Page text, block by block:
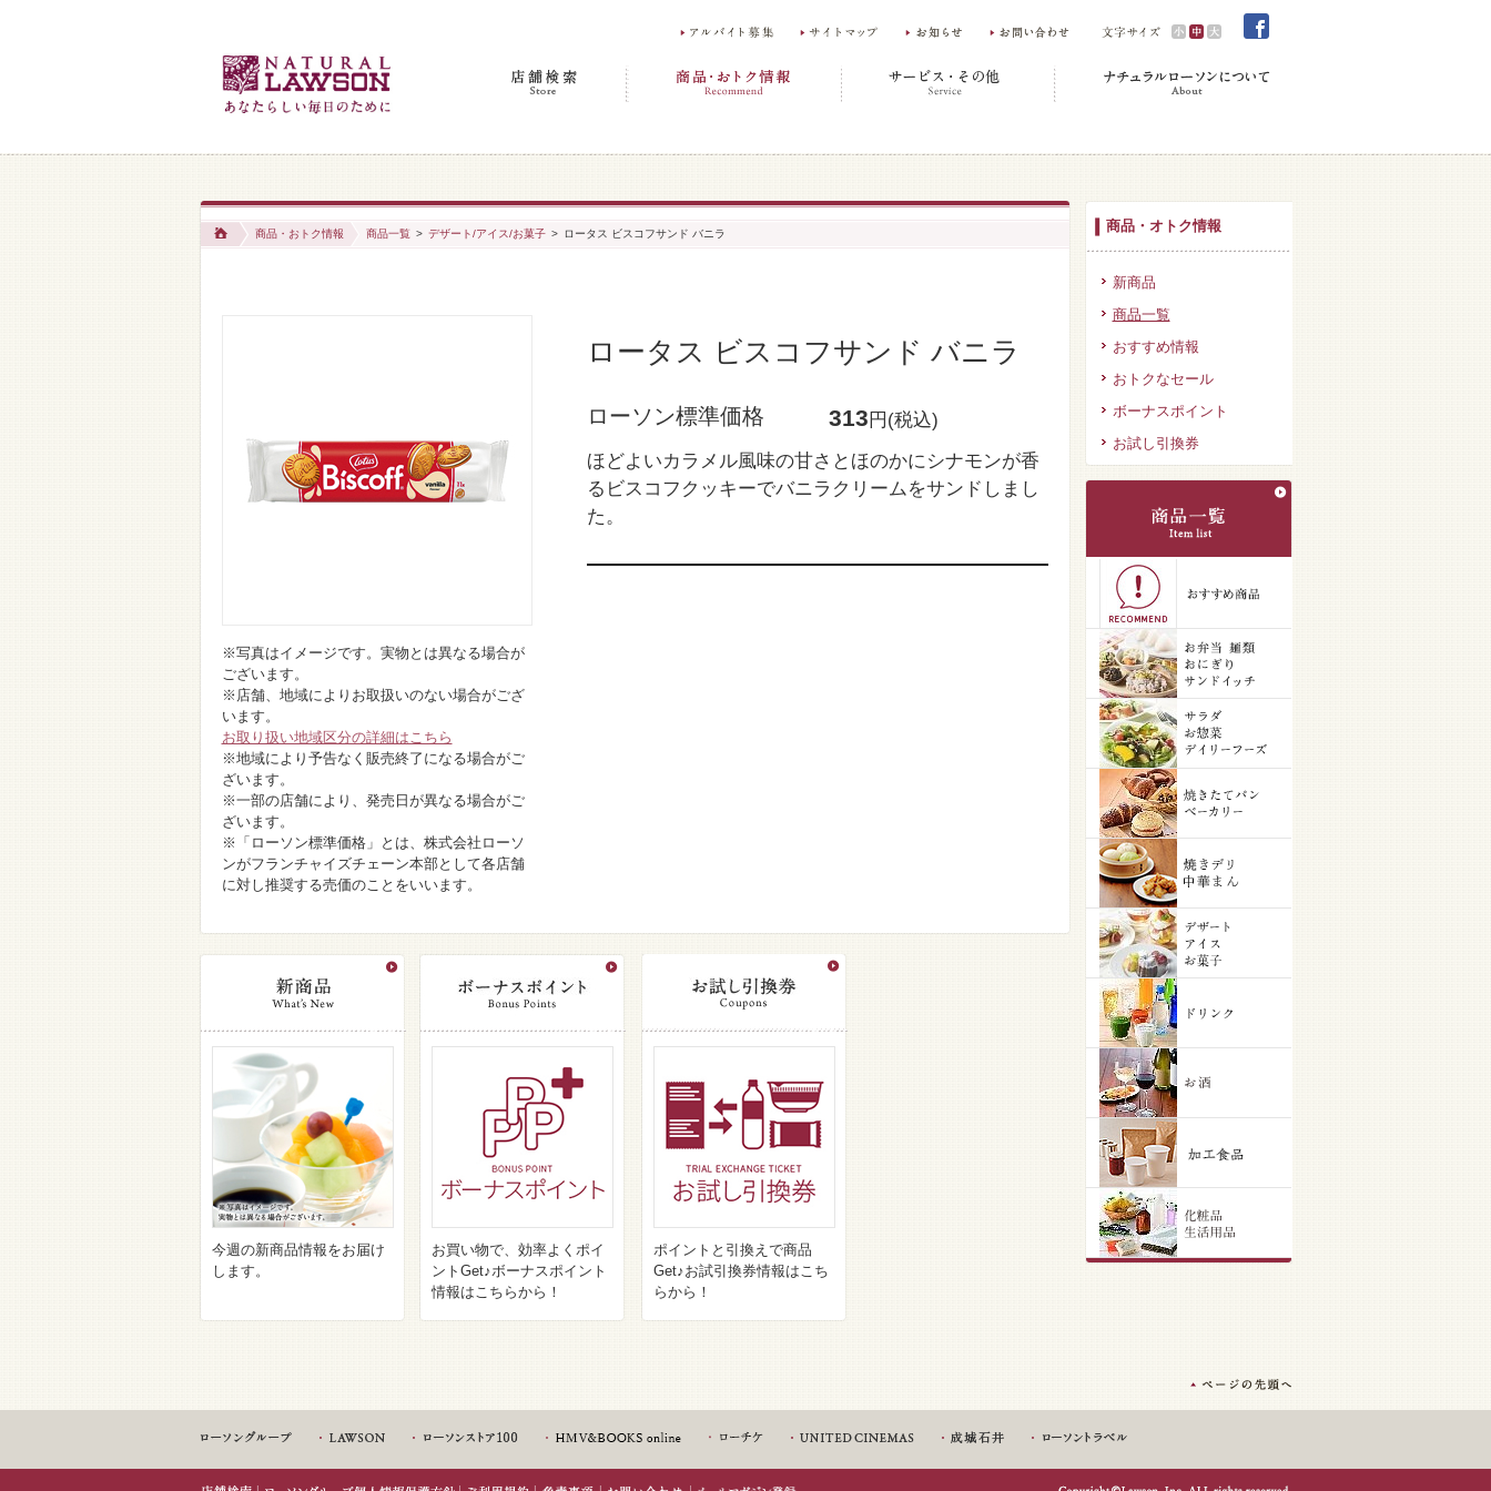
商品・おトク情報 商品一覧 > デザート/アイス/お菓子 > ロータス ビスコフサンド バニラ
ロータス ビスコフサンド バニラ
ローソン標準価格 313 円(税込)
ほどよいカラメル風味の甘さとほのかにシナモンが香
るビスコフクッキーでバニラクリームをサンドしまし
た。
※写真はイメージです。実物とは異なる場合が
ございます。
※店舗、地域によりお取扱いのない場合がござ
います。
お取り扱い地域区分の詳細はこちら
※地域により予告なく販売終了になる場合がご
ざいます。
※一部の店舗により、発売日が異なる場合がご
ざいます。
※「ローソン標準価格」とは、株式会社ローソ
ンがフランチャイズチェーン本部として各店舗
に対し推奨する売価のことをいいます。
今週の新商品情報をお届け
します。
お買い物で、効率よくポイ
ントGet♪ボーナスポイント
情報はこちらから！
ポイントと引換えで商品
Get♪お試引換券情報はこち
らから！
商品・オトク情報
新商品
商品一覧
おすすめ情報
おトクなセール
ボーナスポイント
お試し引換券